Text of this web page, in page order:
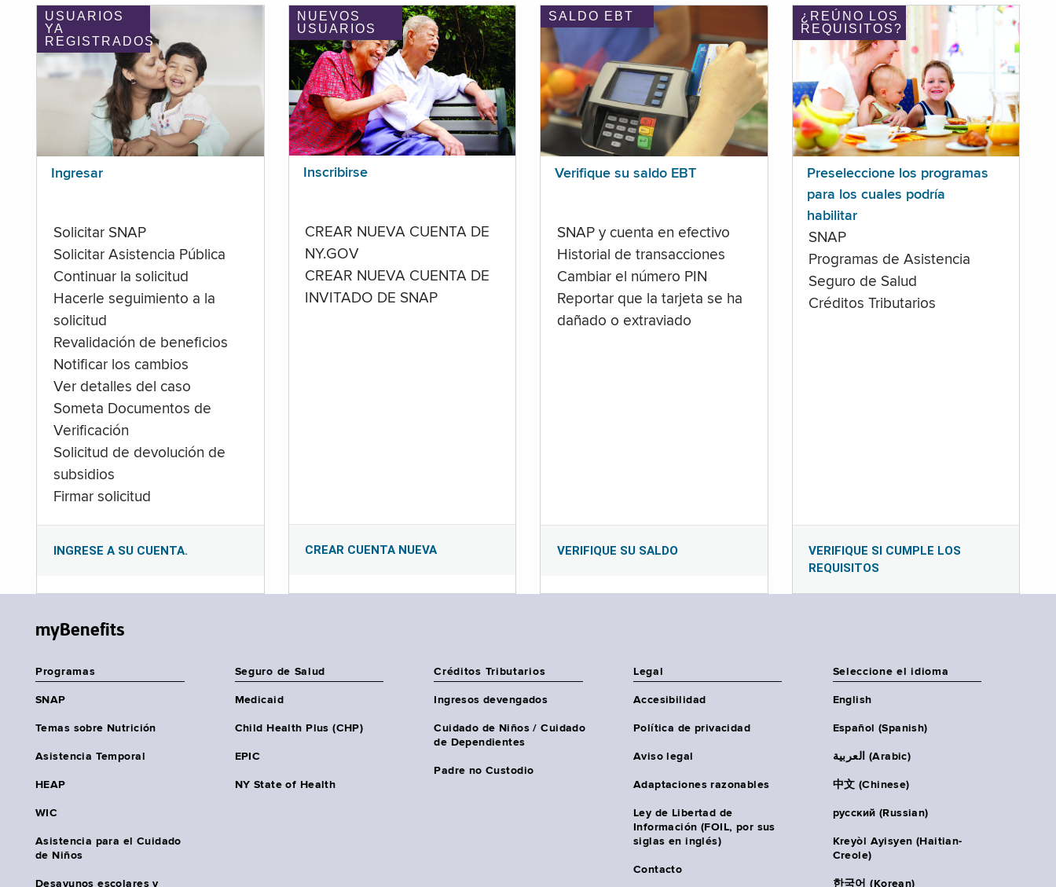
USUARIOS
YA
REGISTRADOS
Ingresar
Solicitar SNAP
Solicitar Asistencia Pública
Continuar la solicitud
Hacerle seguimiento a la
solicitud
Revalidación de beneficios
Notificar los cambios
Ver detalles del caso
Someta Documentos de
Verificación
Solicitud de devolución de
subsidios
Firmar solicitud
INGRESE A SU CUENTA.
NUEVOS
USUARIOS
Inscribirse
CREAR NUEVA CUENTA DE
NY.GOV
CREAR NUEVA CUENTA DE
INVITADO DE SNAP
CREAR CUENTA NUEVA
SALDO EBT
Verifique su saldo EBT
SNAP y cuenta en efectivo
Historial de transacciones
Cambiar el número PIN
Reportar que la tarjeta se ha
dañado o extraviado
VERIFIQUE SU SALDO
¿REÚNO LOS
REQUISITOS?
Preseleccione los programas
para los cuales podría
habilitar
SNAP
Programas de Asistencia
Seguro de Salud
Créditos Tributarios
VERIFIQUE SI CUMPLE LOS
REQUISITOS
myBenefits
Programas
SNAP
Temas sobre Nutrición
Asistencia Temporal
HEAP
WIC
Asistencia para el Cuidado
de Niños
Desayunos escolares y
Seguro de Salud
Medicaid
Child Health Plus (CHP)
EPIC
NY State of Health
Créditos Tributarios
Ingresos devengados
Cuidado de Niños / Cuidado
de Dependientes
Padre no Custodio
Legal
Accesibilidad
Política de privacidad
Aviso legal
Adaptaciones razonables
Ley de Libertad de
Información (FOIL, por sus
siglas en inglés)
Contacto
Seleccione el idioma
English
Español (Spanish)
العربية (Arabic)
中文 (Chinese)
русский (Russian)
Kreyòl Ayisyen (Haitian-
Creole)
한국어 (Korean)